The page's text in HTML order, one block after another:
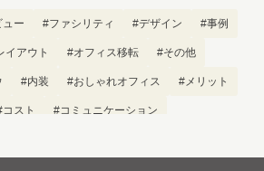
ー #ファシリティ #デザイン #事例
イアウト #オフィス移転 #その他
#内装 #おしゃれオフィス #メリット
コスト #コミュニケーション